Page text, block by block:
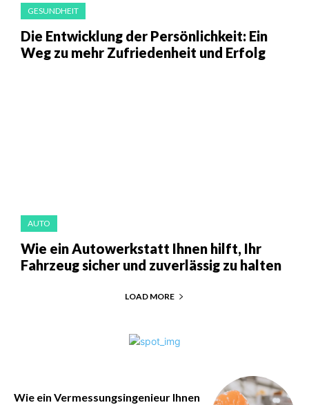
GESUNDHEIT
Die Entwicklung der Persönlichkeit: Ein
Weg zu mehr Zufriedenheit und Erfolg
AUTO
Wie ein Autowerkstatt Ihnen hilft, Ihr
Fahrzeug sicher und zuverlässig zu halten
LOAD MORE
Wie ein Vermessungsingenieur Ihnen